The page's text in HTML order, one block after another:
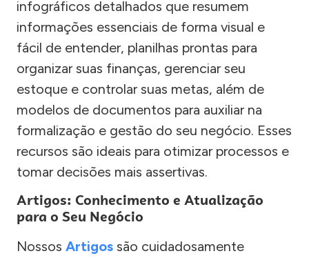
infográficos detalhados que resumem
informações essenciais de forma visual e
fácil de entender, planilhas prontas para
organizar suas finanças, gerenciar seu
estoque e controlar suas metas, além de
modelos de documentos para auxiliar na
formalização e gestão do seu negócio. Esses
recursos são ideais para otimizar processos e
tomar decisões mais assertivas.
Artigos: Conhecimento e Atualização
para o Seu Negócio
Nossos Artigos são cuidadosamente